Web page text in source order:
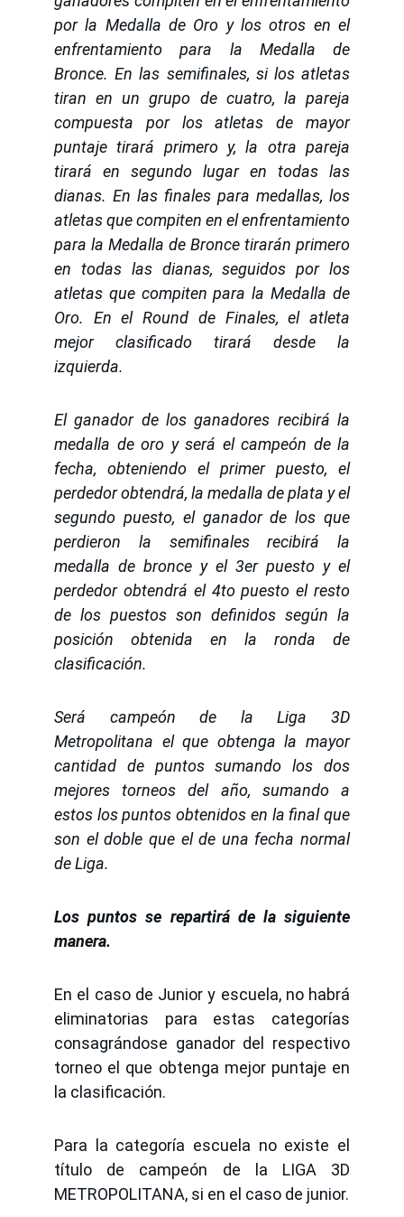
por la Medalla de Oro y los otros en el
enfrentamiento para la Medalla de
Bronce. En las semifinales, si los atletas
tiran en un grupo de cuatro, la pareja
compuesta por los atletas de mayor
puntaje tirará primero y, la otra pareja
tirará en segundo lugar en todas las
dianas. En las finales para medallas, los
atletas que compiten en el enfrentamiento
para la Medalla de Bronce tirarán primero
en todas las dianas, seguidos por los
atletas que compiten para la Medalla de
Oro. En el Round de Finales, el atleta
mejor clasificado tirará desde la
izquierda.
El ganador de los ganadores recibirá la
medalla de oro y será el campeón de la
fecha, obteniendo el primer puesto, el
perdedor obtendrá, la medalla de plata y el
segundo puesto, el ganador de los que
perdieron la semifinales recibirá la
medalla de bronce y el 3er puesto y el
perdedor obtendrá el 4to puesto el resto
de los puestos son definidos según la
posición obtenida en la ronda de
clasificación.
Será campeón de la Liga 3D
Metropolitana el que obtenga la mayor
cantidad de puntos sumando los dos
mejores torneos del año, sumando a
estos los puntos obtenidos en la final que
son el doble que el de una fecha normal
de Liga.
Los puntos se repartirá de la siguiente
manera.
En el caso de Junior y escuela, no habrá
eliminatorias para estas categorías
consagrándose ganador del respectivo
torneo el que obtenga mejor puntaje en
la clasificación.
Para la categoría escuela no existe el
título de campeón de la LIGA 3D
METROPOLITANA, si en el caso de junior.